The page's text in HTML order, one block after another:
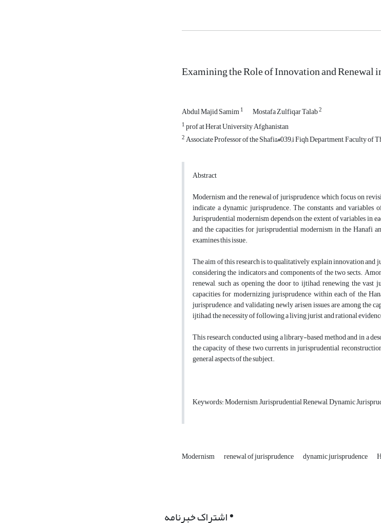
Examining the Role of Innovation and
Abdul Majid Samim1 Mostafa Zulfiqar Talab2
1prof at Herat University Afghanistan
2Associate Professor of the Shafi&#039;i Fiqh Department, Faculty of
Abstract
Modernism and the renewal of jurisprudence, which focus on
indicate a dynamic jurisprudence. The constants and
Jurisprudential modernism depends on the extent of variables in
and the capacities for jurisprudential modernism in the Hanafi
examines this issue.
The aim of this research is to qualitatively explain innovation and
considering the indicators and components of the two sects.
renewal, such as opening the door to ijtihad, renewing the
capacities for modernizing jurisprudence within each of the
jurisprudence, and validating newly arisen issues are among the
ijtihad, the necessity of following a living jurist, and rational
This research, conducted using a library-based method and in a
the capacity of these two currents in jurisprudential
general aspects of the subject.
Keywords: Modernism, Jurisprudential Renewal, Dynamic
Modernism renewal of jurisprudence dynamic jurisprudence
اشتراک خبرنامه